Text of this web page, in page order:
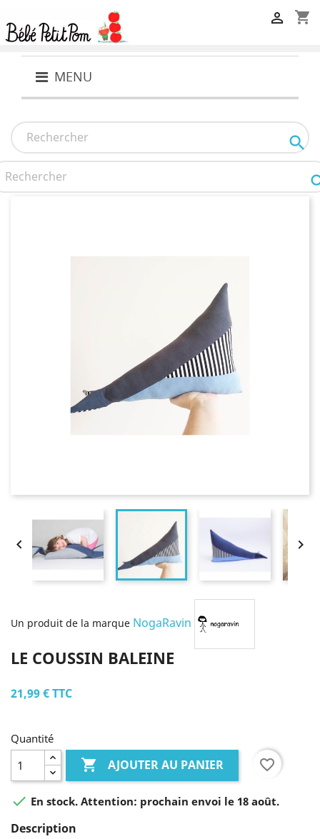
shopping_cart

MENU

 
Un produit de la marque NogaRavin
LE COUSSIN BALEINE
21,99 €TTC
Quantité
 AJOUTER AU PANIER favorite_border
 En stock. Attention: prochain envoi le 18 août.
Description